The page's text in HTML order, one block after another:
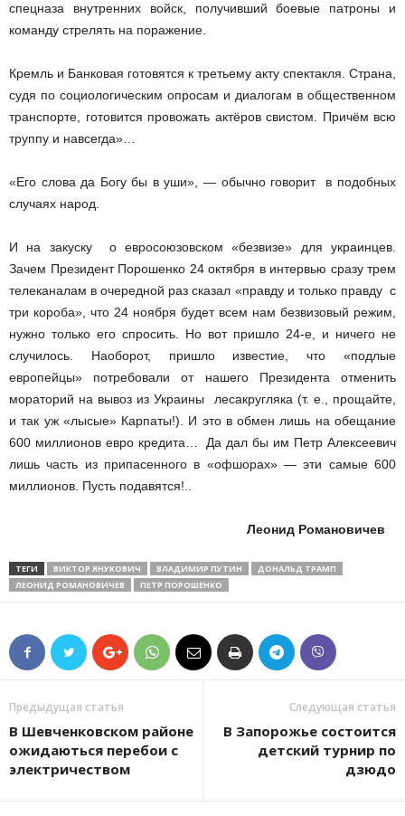
спецназа внутренних войск, получивший боевые патроны и
команду стрелять на поражение.
Кремль и Банковая готовятся к третьему акту спектакля. Страна,
судя по социологическим опросам и диалогам в общественном
транспорте, готовится провожать актёров свистом. Причём всю
труппу и навсегда»…
«Его слова да Богу бы в уши», — обычно говорит в подобных
случаях народ.
И на закуску ­ о евросоюзовском «безвизе» для украинцев.
Зачем Президент Порошенко 24 октября в интервью сразу трем
телеканалам в очередной раз сказал «правду и только правду ­ с
три короба», что 24 ноября будет всем нам безвизовый режим,
нужно только его спросить. Но вот пришло 24­-е, и ничего не
случилось. Наоборот, пришло известие, что «подлые
европейцы» потребовали от нашего Президента отменить
мораторий на вывоз из Украины леса­кругляка (т. е., прощайте,
и так уж «лысые» Карпаты!). И это в обмен лишь на обещание
600 миллионов евро кредита… Да дал бы им Петр Алексеевич
лишь часть из припасенного в «офшорах» — эти самые 600
миллионов. Пусть подавятся!..
Леонид Романовичев
ТЕГИ ВИКТОР ЯНУКОВИЧ ВЛАДИМИР ПУТИН
ДОНАЛЬД ТРАМП
ЛЕОНИД РОМАНОВИЧЕВ
ПЕТР ПОРОШЕНКО
Предыдущая статья
В Шевченковском районе
ожидаються перебои с
электричеством
Следующая статья
В Запорожье состоится
детский турнир по
дзюдо